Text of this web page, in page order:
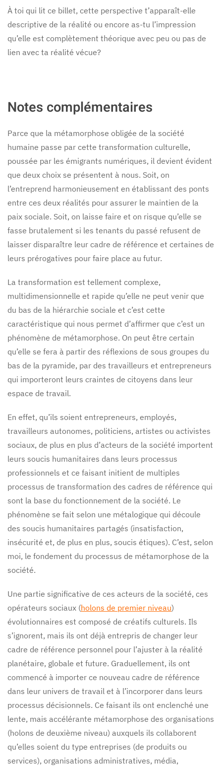
À toi qui lit ce billet, cette perspective t’apparaît-elle
descriptive de la réalité ou encore as-tu l’impression
qu’elle est complètement théorique avec peu ou pas de
lien avec ta réalité vécue?
Notes complémentaires
Parce que la métamorphose obligée de la société
humaine passe par cette transformation culturelle,
poussée par les émigrants numériques, il devient évident
que deux choix se présentent à nous. Soit, on
l’entreprend harmonieusement en établissant des ponts
entre ces deux réalités pour assurer le maintien de la
paix sociale. Soit, on laisse faire et on risque qu’elle se
fasse brutalement si les tenants du passé refusent de
laisser disparaître leur cadre de référence et certaines de
leurs prérogatives pour faire place au futur.
La transformation est tellement complexe,
multidimensionnelle et rapide qu’elle ne peut venir que
du bas de la hiérarchie sociale et c’est cette
caractéristique qui nous permet d’affirmer que c’est un
phénomène de métamorphose. On peut être certain
qu’elle se fera à partir des réflexions de sous groupes du
bas de la pyramide, par des travailleurs et entrepreneurs
qui importeront leurs craintes de citoyens dans leur
espace de travail.
En effet, qu’ils soient entrepreneurs, employés,
travailleurs autonomes, politiciens, artistes ou activistes
sociaux, de plus en plus d’acteurs de la société importent
leurs soucis humanitaires dans leurs processus
professionnels et ce faisant initient de multiples
processus de transformation des cadres de référence qui
sont la base du fonctionnement de la société. Le
phénomène se fait selon une métalogique qui découle
des soucis humanitaires partagés (insatisfaction,
insécurité et, de plus en plus, soucis étiques). C’est, selon
moi, le fondement du processus de métamorphose de la
société.
Une partie significative de ces acteurs de la société, ces
opérateurs sociaux (holons de premier niveau)
évolutionnaires est composé de créatifs culturels. Ils
s’ignorent, mais ils ont déjà entrepris de changer leur
cadre de référence personnel pour l’ajuster à la réalité
planétaire, globale et future. Graduellement, ils ont
commencé à importer ce nouveau cadre de référence
dans leur univers de travail et à l’incorporer dans leurs
processus décisionnels. Ce faisant ils ont enclenché une
lente, mais accélérante métamorphose des organisations
(holons de deuxième niveau) auxquels ils collaborent
qu’elles soient du type entreprises (de produits ou
services), organisations administratives, média,